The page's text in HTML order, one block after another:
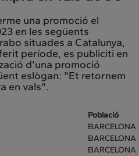
una promoció el
en les següents
situades a Catalunya,
període, es publiciti en
d’una promoció
eslògan: "Et retornem
en vals".
Població
BARCELONA
BARCELONA
BARCELONA